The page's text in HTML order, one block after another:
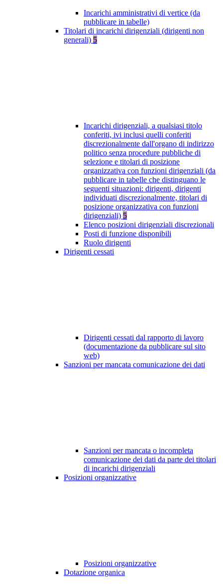
Incarichi amministrativi di vertice (da
pubblicare in tabelle)
Titolari di incarichi dirigenziali (dirigenti non
generali) 5
Incarichi dirigenziali, a qualsiasi titolo
conferiti, ivi inclusi quelli conferiti
discrezionalmente dall'organo di indirizzo
politico senza procedure pubbliche di
selezione e titolari di posizione
organizzativa con funzioni dirigenziali (da
pubblicare in tabelle che distinguano le
seguenti situazioni: dirigenti, dirigenti
individuati discrezionalmente, titolari di
posizione organizzativa con funzioni
dirigenziali) 5
Elenco posizioni dirigenziali discrezionali
Posti di funzione disponibili
Ruolo dirigenti
Dirigenti cessati
Dirigenti cessati dal rapporto di lavoro
(documentazione da pubblicare sul sito
web)
Sanzioni per mancata comunicazione dei dati
Sanzioni per mancata o incompleta
comunicazione dei dati da parte dei titolari
di incarichi dirigenziali
Posizioni organizzative
Posizioni organizzative
Dotazione organica